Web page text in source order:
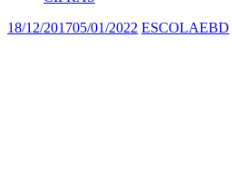
18/12/201705/01/2022 ESCOLAEBD